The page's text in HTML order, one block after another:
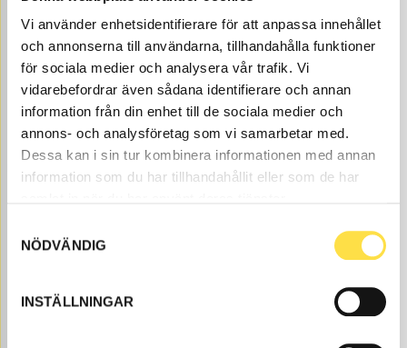
Vi använder enhetsidentifierare för att anpassa innehållet
och annonserna till användarna, tillhandahålla funktioner
för sociala medier och analysera vår trafik. Vi
vidarebefordrar även sådana identifierare och annan
information från din enhet till de sociala medier och
annons- och analysföretag som vi samarbetar med.
Dessa kan i sin tur kombinera informationen med annan
information som du har tillhandahållit eller som de har
NÖDVÄNDIG
INSTÄLLNINGAR
MR589 Item no.754589 Mittramlager.
Price, VAT excl.
430.00
Web stock NEEDED
BUY